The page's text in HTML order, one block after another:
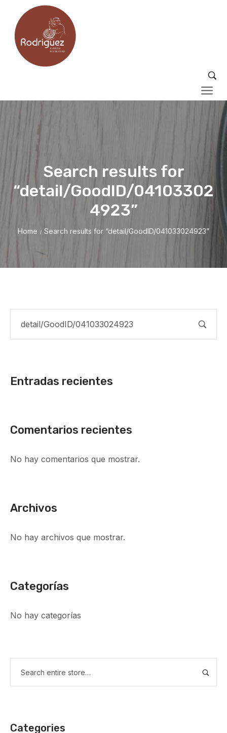
Search results for
“detail/GoodID/04103302
4923”
Home / Search results for “detail/GoodID/041033024923”
Entradas recientes
Comentarios recientes
No hay comentarios que mostrar.
Archivos
No hay archivos que mostrar.
Categorías
No hay categorías
Categories